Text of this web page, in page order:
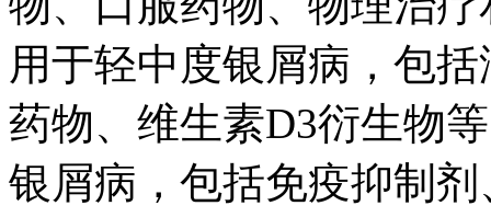
用于轻中度银屑病，包
药物、维生素D3衍生物
银屑病，包括免疫抑制